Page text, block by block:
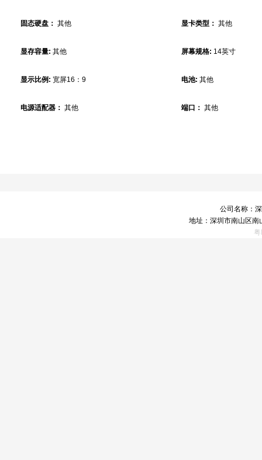
固态硬盘： 其他 显卡类型： 其他
显存容量: 其他 屏幕规格: 14英寸
显示比例: 宽屏16：9 电池: 其他
电源适配器： 其他 端口： 其他
公司名称：
地址：深圳市南山区